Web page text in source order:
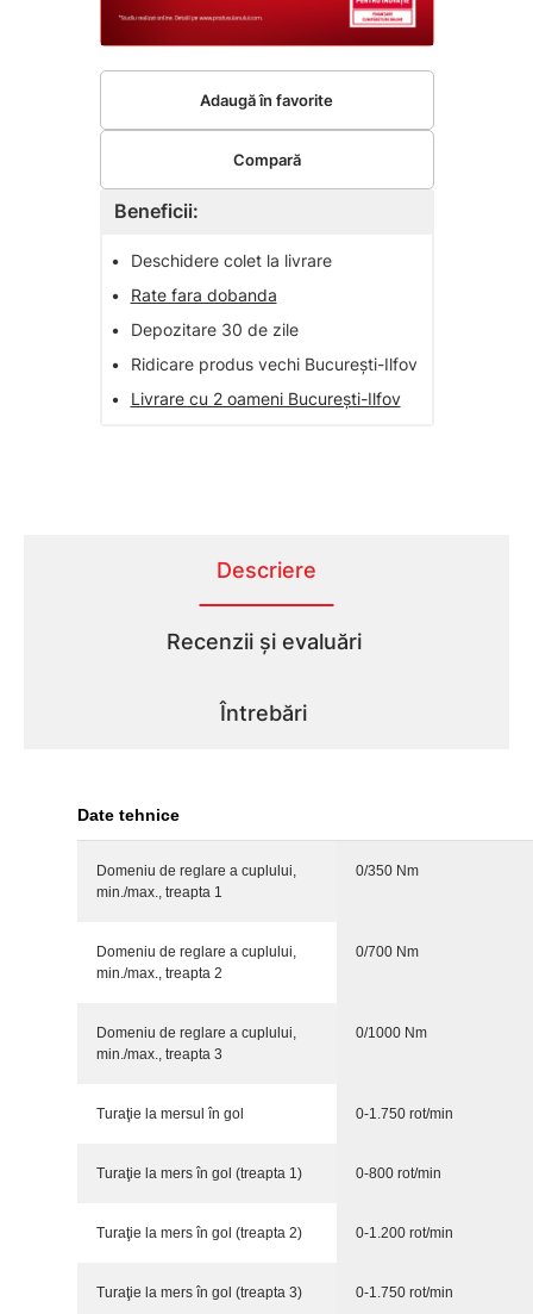
Beneficii:
•
Deschidere colet la livrare
•
Rate fara dobanda
•
Depozitare 30 de zile
•
Ridicare produs vechi București-Ilfov
•
Livrare cu 2 oameni București-Ilfov
Adaugă în favorite
Compară
Descriere
Recenzii și evaluări
Întrebări
Date tehnice
Domeniu de reglare a cuplului,
min./max., treapta 1
0/350 Nm
Domeniu de reglare a cuplului,
min./max., treapta 2
0/700 Nm
Domeniu de reglare a cuplului,
min./max., treapta 3
0/1000 Nm
Turaţie la mersul în gol 0-1.750 rot/min
Turaţie la mers în gol (treapta 1) 0-800 rot/min
Turaţie la mers în gol (treapta 2) 0-1.200 rot/min
Turaţie la mers în gol (treapta 3) 0-1.750 rot/min